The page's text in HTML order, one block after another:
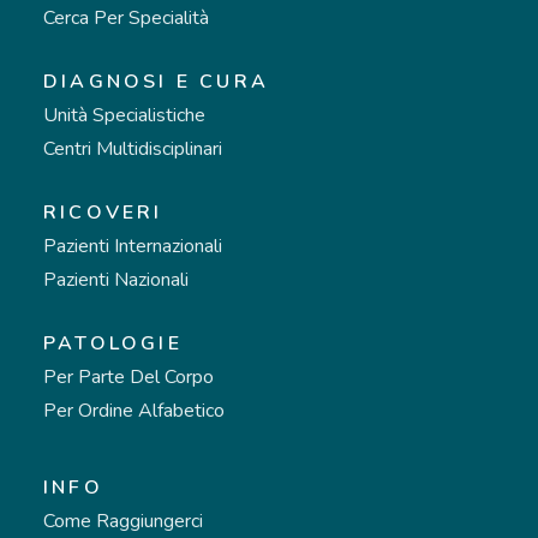
Cerca Per Specialità
DIAGNOSI E CURA
Unità Specialistiche
Centri Multidisciplinari
RICOVERI
Pazienti Internazionali
Pazienti Nazionali
PATOLOGIE
Per Parte Del Corpo
Per Ordine Alfabetico
INFO
Come Raggiungerci